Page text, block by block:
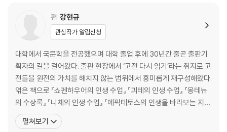
35 ? 그렇게 하겠다고 마음을 먹었으면 그대로 추진하라
36 ? 사회생활을 할 때 나의 입장에서만 생각하지 말라
37 ? 실제보다 더 자질이 뛰어난 양 과시하지 말라
38 ? 자신의 지조가 꺾이지 않도록 유념해야 한다
39 ? 일신에 딱 필요한 만큼만 재산이 있으면 된다
4부 남에게 인정받는 것을 갈구하지 말라
40 ? 육신과 관련된 일에 너무 많은 시간을 보내지 말라
41 ? 나를 모욕하는 사람에게 보다 너그러워질 수 있다
42 ? 모든 일에는 두 개의 손잡이가 있다고 가정하라
편 강현규
관심작가 알림신청
대학에서 국문학을 전공했으며 대학 졸업 후에 30년간 줄곧 출판기
획자의 길을 걸어왔다. 출판 현장에서 ‘고전 다시 읽기’라는 취지로 고
전들을 원전의 가치를 해치지 않는 범위에서 흥미롭게 재구성해왔다.
엮은 책으로 『쇼펜하우어의 인생 수업』 『괴테의 인생 수업』 『몽테뉴
의 수상록』 『니체의 인생 수업』 『에픽테토스의 인생을 바라보는 지
혜』 『존 스튜어트 밀의 자유론』 등이 있다. 최근에는 역사 속 인물들
을 현대적 관점에서 재조명하는 작업에 집중하고 있다. 특히 신작 『단
펼쳐보기